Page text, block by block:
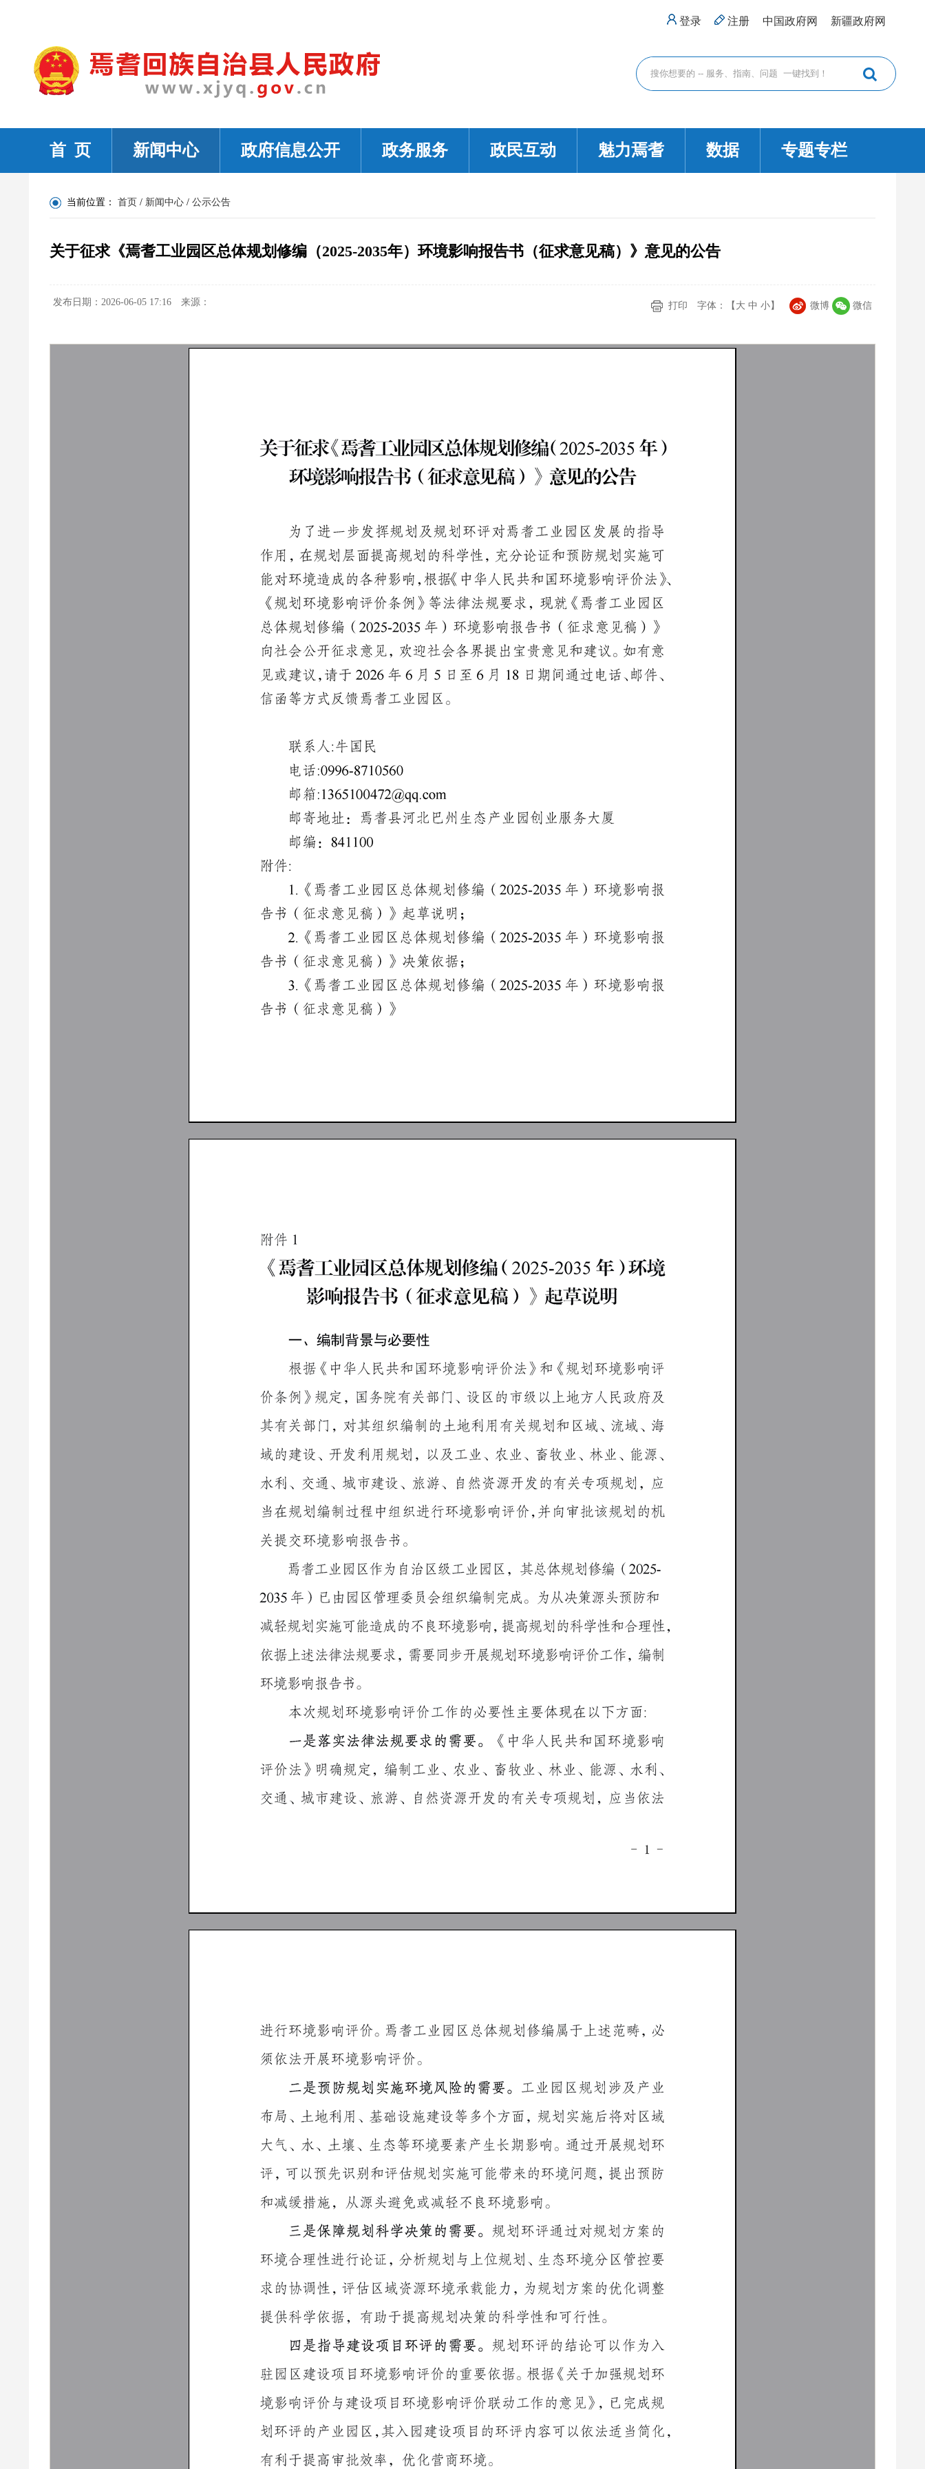
登录 注册 中国政府网 新疆政府网
首 页 新闻中心 政府信息公开 政务服务 政民互动 魅力焉耆 数据 专题专栏
当前位置： 首页 / 新闻中心 / 公示公告
关于征求《焉耆工业园区总体规划修编（2025-2035年）环境影响报告书（征求意见稿）》意见的公告
发布日期：2026-06-05 17:16 来源： 打印 字体：【 大 中 小】 微博 微信